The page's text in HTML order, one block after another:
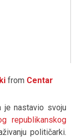
from Centar
je nastavio svoju
republikanskog
političarki.